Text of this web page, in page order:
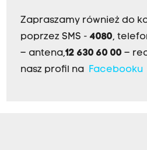
Zapraszamy również do
poprzez SMS - 4080,
– antena,12 630 60 00 –
nasz profil na
Facebooku